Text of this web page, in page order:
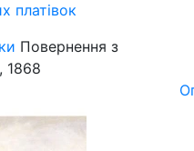
платівок
Повернення з
1868